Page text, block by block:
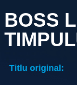
BOSS
Titlu original: